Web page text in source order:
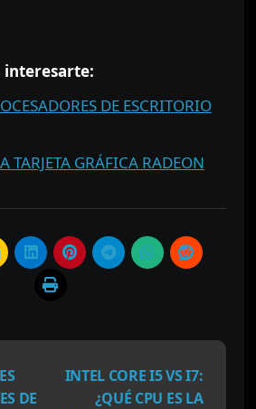
interesarte:
DE ESCRITORIO
TARJETA GRÁFICA RADEON
DE
INTEL CORE I5 VS I7:
¿QUÉ CPU ES LA